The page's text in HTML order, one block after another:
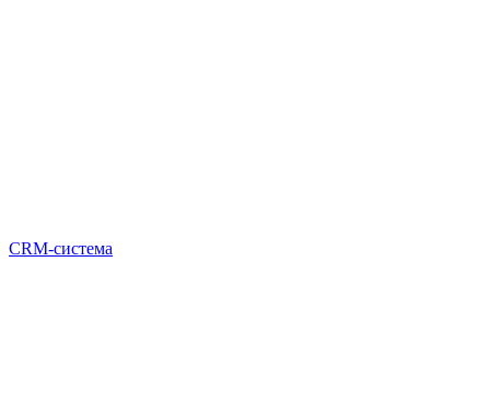
CRM-система